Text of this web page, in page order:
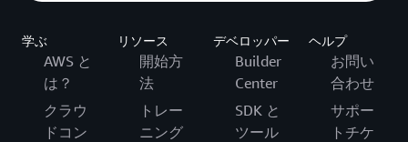
学ぶ
AWS と
は？
クラウ
ドコン
リソース
開始方
法
トレー
ニング
デベロッパー
Builder
Center
SDK と
ツール
ヘルプ
お問い
合わせ
サポー
トチケ